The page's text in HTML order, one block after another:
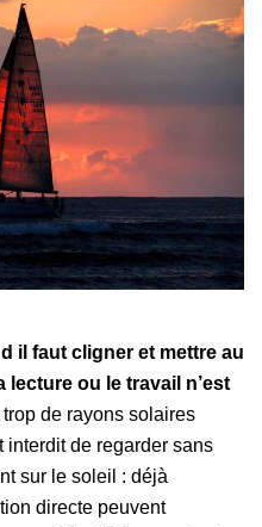
il faut cligner et mettre au
ou le travail n’est
trop de rayons solaires
interdit de regarder sans
sur le soleil : déjà
directe peuvent